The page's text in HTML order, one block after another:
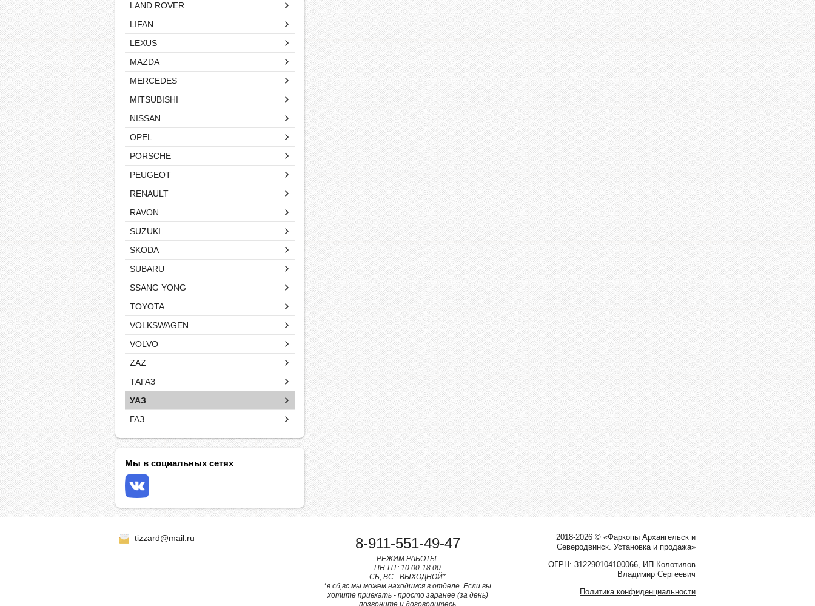
LAND ROVER
LIFAN
LEXUS
MAZDA
MERCEDES
MITSUBISHI
NISSAN
OPEL
PORSCHE
PEUGEOT
RENAULT
RAVON
SUZUKI
SKODA
SUBARU
SSANG YONG
TOYOTA
VOLKSWAGEN
VOLVO
ZAZ
ТАГАЗ
УАЗ
ГАЗ
Мы в социальных сетях
tizzard@mail.ru
2018-2026 © «Фаркопы Архангельск и
Северодвинск. Установка и продажа»
ОГРН: 312290104100066, ИП Колотилов
Владимир Сергеевич
Политика конфиденциальности
8-911-551-49-47
РЕЖИМ РАБОТЫ:
ПН-ПТ: 10.00-18.00
СБ, ВС - ВЫХОДНОЙ*
*в сб,вс мы можем находимся в отделе. Если вы
хотите приехать - просто заранее (за день)
позвоните и договоритесь